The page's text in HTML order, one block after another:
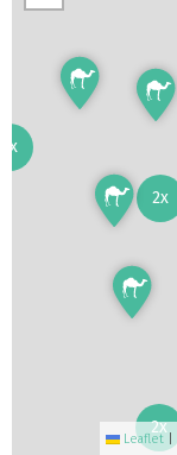
2x
2x
2x
Leaflet